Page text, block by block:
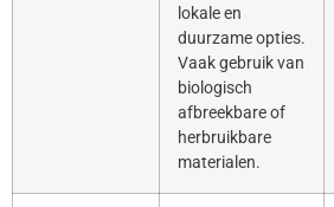
lokale en
duurzame opties.
Vaak gebruik van
biologisch
afbreekbare of
herbruikbare
materialen.